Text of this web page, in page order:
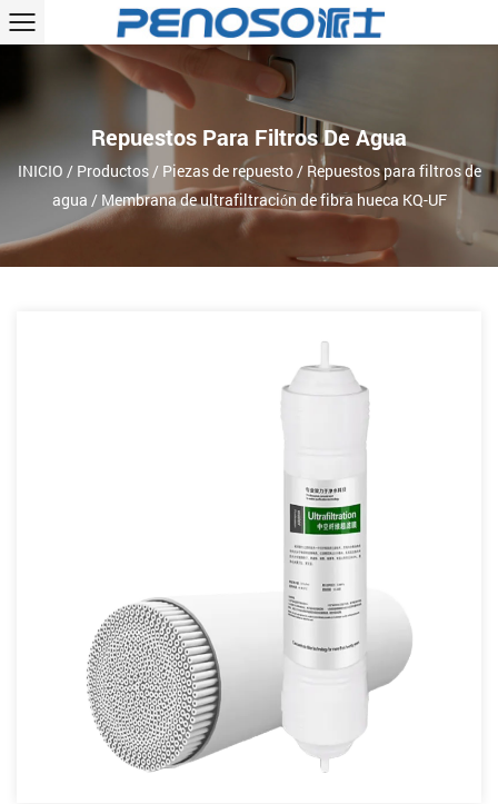
Repuestos Para Filtros De Agua
INICIO / Productos/ Piezas de repuesto/ Repuestos para filtros de
agua / Membrana de ultrafiltración de fibra hueca KQ-UF